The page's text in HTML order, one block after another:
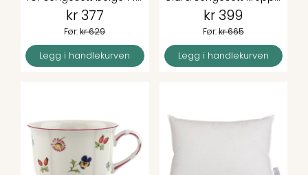
kr 377
Før:kr 629
Legg i handlekurven
kr 399
Før:kr 665
Legg i handlekurven